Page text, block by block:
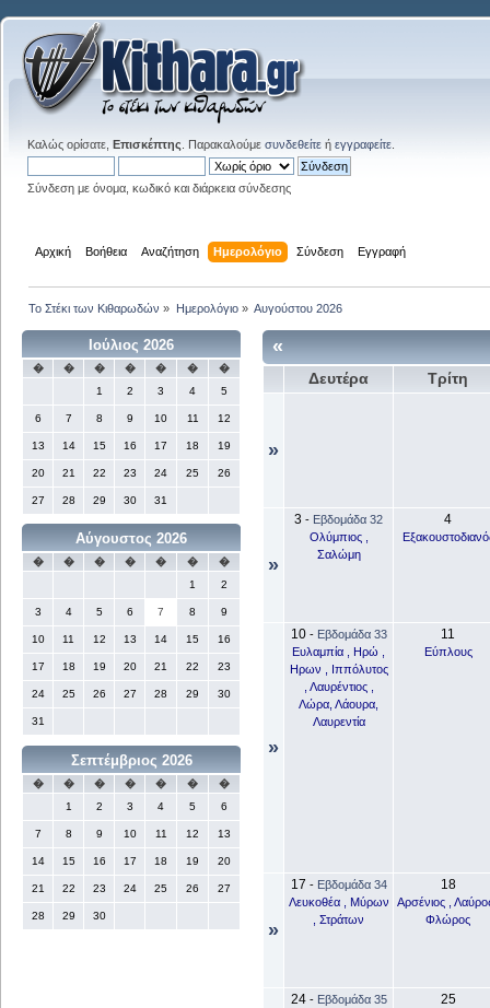
Καλώς ορίσατε, Επισκέπτης . Παρακαλούμε συνδεθείτε ή εγγραφείτε
Σύνδεση με όνομα, κωδικό και διάρκεια σύνδεσης
Αρχική Βοήθεια Αναζήτηση Ημερολόγιο Σύνδεση Εγγραφή
Το Στέκι των Κιθαρωδών » Ημερολόγιο» Αυγούστου 2026
Ιούλιος 2026
� � � � � �
�
1
2 3 4 5
6 7 8 9 10 11 12
13 14 15 16 17 18 19
20 21 22 23 24 25 26
27 28 29 30 31
Αύγουστος 2026
� � � � � �
�
1
2
3 4 5 6 7 8 9
10 11 12 13 14 15 16
17 18 19 20 21 22 23
24 25 26 27 28 29 30
31
Σεπτέμβριος 2026
� � � � � �
�
1
2 3 4 5 6
7 8 9 10 11 12 13
14 15 16 17 18 19 20
21 22 23 24 25 26 27
28 29 30
«
Δευτέρα Τρίτη
»
»
3 - Εβδομάδα 32
Ολύμπιος ,
Σαλώμη
4
»
10- Εβδομάδα 33
Ευλαμπία , Ηρώ ,
Ηρων , Ιππόλυτος
, Λαυρέντιος ,
Λώρα, Λάουρα,
Λαυρεντία
11
Εύπλους
»
17 - Εβδομάδα 34
Λευκοθέα , Μύρων
, Στράτων
18
Αρσένιος ,
Φλώρος
24- Εβδομάδα 35
25